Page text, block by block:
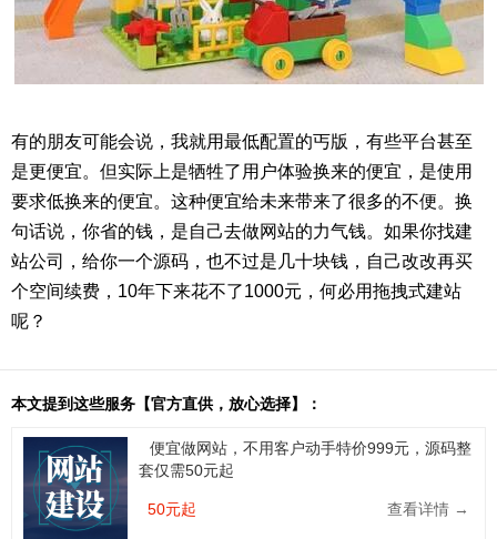
有的朋友可能会说，我就用最低配置的丐版，有些平台甚至
是更便宜。但实际上是牺牲了用户体验换来的便宜，是使用
要求低换来的便宜。这种便宜给未来带来了很多的不便。换
句话说，你省的钱，是自己去做网站的力气钱。如果你找建
站公司，给你一个源码，也不过是几十块钱，自己改改再买
个空间续费，10年下来花不了1000元，何必用拖拽式建站
呢？
本文提到这些服务【官方直供，放心选择】：
便宜做网站，不用客户动手特价999元，源码整
套仅需50元起
50元起 查看详情 →